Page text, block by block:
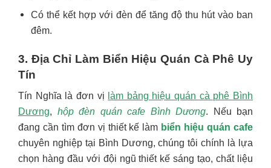
Có thể kết hợp với đèn để tăng độ thu hút vào ban
đêm.
3. Địa Chỉ Làm Biển Hiệu Quán Cà Phê Uy
Tín
Tín Nghĩa là đơn vị làm bảng hiệu quán cà phê Bình
Dương, hộp đèn quán cafe Bình Dương. Nếu bạn
đang cần tìm đơn vị thiết kế làm biển hiệu quán cafe
chuyên nghiệp tại Bình Dương, chúng tôi chính là lựa
chọn hàng đầu với đội ngũ thiết kế sáng tạo, chất liệu